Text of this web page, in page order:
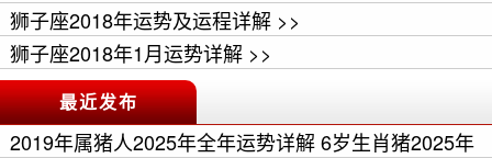
狮子座2018年运势及运程详解 >>
狮子座2018年1月运势详解 >>
最近发布
2019年属猪人2025年全年运势详解 6岁生肖猪2025年